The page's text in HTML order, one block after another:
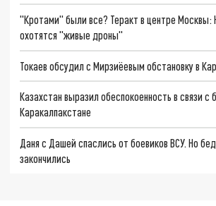
"Кротами" были все? Теракт в центре Москвы:
охотятся "живые дроны"
Токаев обсудил с Мирзиёевым обстановку в
Казахстан выразил обеспокоенность в связи с
Каракалпакстане
Даня с Дашей спаслись от боевиков ВСУ. Но
закончились